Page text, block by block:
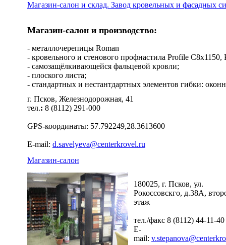
Магазин-салон и склад. Завод кровельных и фасадных
Магазин-салон и производство:
- металлочерепицы Roman
- кровельного и стенового профнастила Profile
- самозащёлкивающейся фальцевой кровли;
- плоского листа;
- стандартных и нестантдартных элементов гибки:
г. Псков, Железнодорожная, 41
тел.: 8 (8112) 291-000
GPS-координаты: 57.792249,28.3613600
E-mail: d.savelyeva@centerkrovel.ru
Магазин-салон
180025, г. Псков, ул.
Рокоссовскго, д.38А,
этаж
тел./факс 8 (8112) 44-11-40
E-
mail: